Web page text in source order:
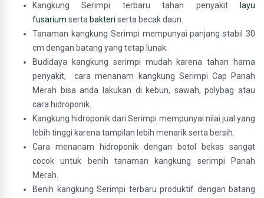
Kangkung Serimpi terbaru tahan penyakit
layu
fusarium serta bakteri serta becak daun.
Tanaman kangkung Serimpi mempunyai panjang stabil 30
cm dengan batang yang tetap lunak.
Budidaya kangkung serimpi mudah karena tahan hama
penyakit, cara menanam kangkung Serimpi Cap Panah
Merah bisa anda lakukan di kebun, sawah, polybag atau
cara hidroponik.
Kangkung hidroponik dari Serimpi mempunyai nilai jual yang
lebih tinggi karena tampilan lebih menarik serta bersih.
Cara menanam hidroponik dengan botol bekas sangat
cocok untuk benih tanaman kangkung serimpi Panah
Merah.
Benih kangkung Serimpi terbaru produktif dengan batang